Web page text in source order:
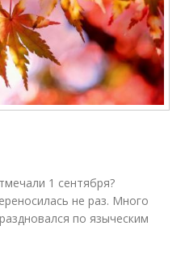
1 сентября?
не раз. Много
по языческим